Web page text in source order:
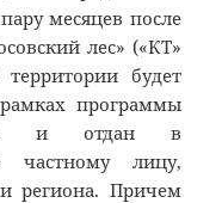
месяцев после
лес» («КТ»
будет
программы
и отдан в
частному лицу,
региона. Причем